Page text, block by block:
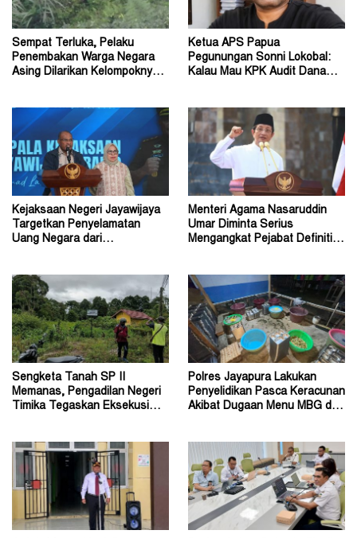
Sempat Terluka, Pelaku
Penembakan Warga Negara
Asing Dilarikan Kelompoknya
Ketua APS Papua
Pegunungan Sonni Lokobal:
Kalau Mau KPK Audit Dana
Kejaksaan Negeri Jayawijaya
Targetkan Penyelamatan
Uang Negara dari
Menteri Agama Nasaruddin
Umar Diminta Serius
Mengangkat Pejabat Definitif
Sengketa Tanah SP II
Memanas, Pengadilan Negeri
Timika Tegaskan Eksekusi
Polres Jayapura Lakukan
Penyelidikan Pasca Keracunan
Akibat Dugaan Menu MBG di